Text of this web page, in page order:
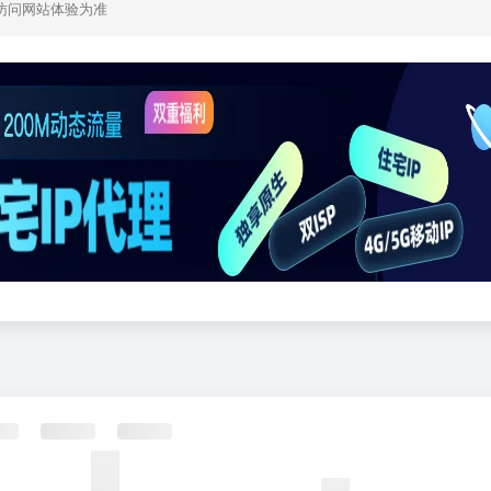
问网站体验为准